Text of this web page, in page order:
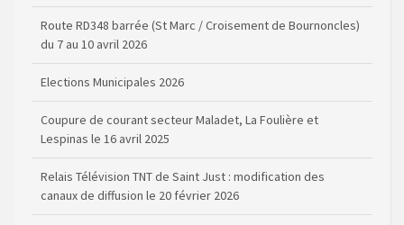
du 7 au 10 avril 2026
Elections Municipales 2026
Coupure de courant secteur Maladet, La Foulière et
Lespinas le 16 avril 2025
Relais Télévision TNT de Saint Just : modification des
canaux de diffusion le 20 février 2026
Arrêté de circulation RD13 et RD909 (dépôt de matériel sur
la voirie)